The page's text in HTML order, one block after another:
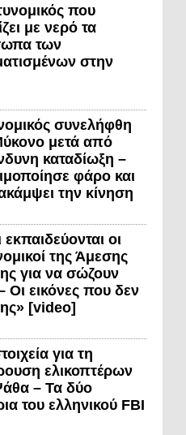
που
με νερό τα
των
στην
συνελήφθη
μετά από
καταδίωξη –
φάρο και
την κίνηση
εκπαιδεύονται οι
της Άμεσης
για να σώζουν
Οι εικόνες που δεν
[video]
για τη
ελικοπτέρων
– Τα δύο
του ελληνικού FBI